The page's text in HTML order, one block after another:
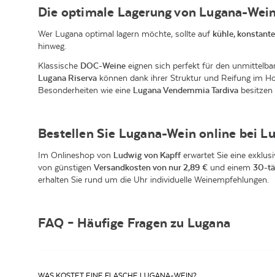
Die optimale Lagerung von Lugana-
Wer Lugana optimal lagern möchte, sollte auf kühle,
hinweg.
Klassische DOC-Weine eignen sich perfekt für den
Lugana Riserva können dank ihrer Struktur und Reifung im
Besonderheiten wie eine Lugana Vendemmia Tardiva besitzen
Bestellen Sie Lugana-Wein online bei
Im Onlineshop von Ludwig von Kapfferwartet Sie eine
von günstigen Versandkosten von nur 2,89 € und einem 30-
erhalten Sie rund um die Uhr individuelle Weinempfehlungen.
FAQ – Häufige Fragen zu Lugana